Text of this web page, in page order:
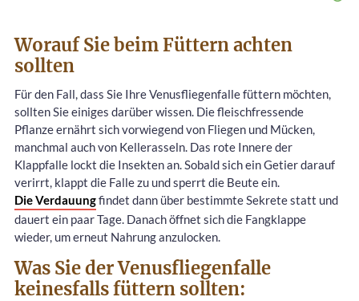
Worauf Sie beim Füttern achten
sollten
Für den Fall, dass Sie Ihre Venusfliegenfalle füttern möchten,
sollten Sie einiges darüber wissen. Die fleischfressende
Pflanze ernährt sich vorwiegend von Fliegen und Mücken,
manchmal auch von Kellerasseln. Das rote Innere der
Klappfalle lockt die Insekten an. Sobald sich ein Getier darauf
verirrt, klappt die Falle zu und sperrt die Beute ein.
Die Verdauungfindet dann über bestimmte Sekrete statt und
dauert ein paar Tage. Danach öffnet sich die Fangklappe
wieder, um erneut Nahrung anzulocken.
Was Sie der Venusfliegenfalle
keinesfalls füttern sollten: